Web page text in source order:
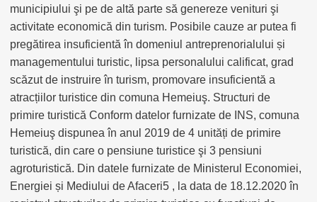
municipiului şi pe de altă parte să genereze venituri şi
activitate economică din turism. Posibile cauze ar putea fi
pregătirea insuficientă în domeniul antreprenorialului și
managementului turistic, lipsa personalului calificat, grad
scăzut de instruire în turism, promovare insuficientă a
atracțiilor turistice din comuna Hemeiuş. Structuri de
primire turistică Conform datelor furnizate de INS, comuna
Hemeiuş dispunea în anul 2019 de 4 unități de primire
turistică, din care o pensiune turistice şi 3 pensiuni
agroturistică. Din datele furnizate de Ministerul Economiei,
Energiei și Mediului de Afaceri5 , la data de 18.12.2020 în